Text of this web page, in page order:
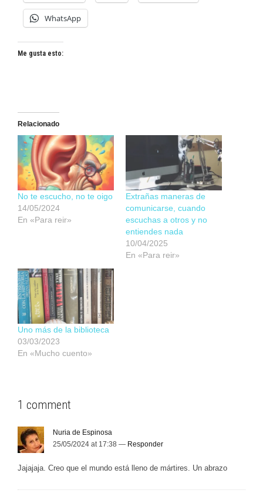
WhatsApp
Me gusta esto:
Relacionado
No te escucho, no te oigo
14/05/2024
En «Para reir»
Extrañas maneras de
comunicarse, cuando
escuchas a otros y no
entiendes nada
10/04/2025
En «Para reir»
Uno más de la biblioteca
03/03/2023
En «Mucho cuento»
1 comment
Nuria de Espinosa
25/05/2024 at 17:38 — Responder
Jajajaja. Creo que el mundo está lleno de mártires. Un abrazo